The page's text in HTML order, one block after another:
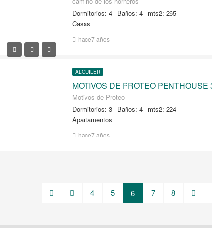
Dormitorios: 4 Baños: 4 mts2: 265
Casas
hace7 años
ALQUILER
Motivos de Proteo
Dormitorios: 3 Baños: 4 mts2: 224
Apartamentos
hace7 años
4 5 6 7 8